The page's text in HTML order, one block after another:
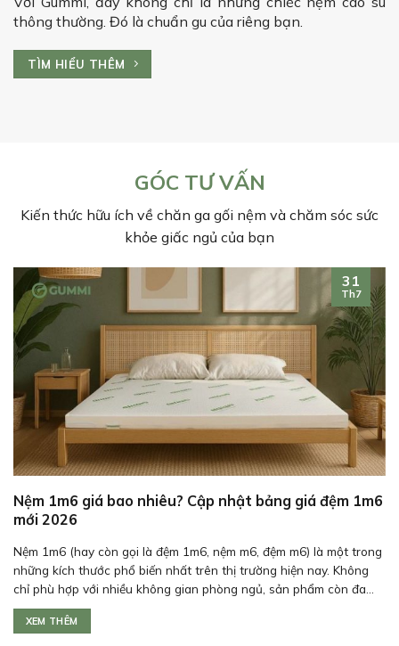
thông thường. Đó là chuẩn gu của riêng bạn.
TÌM HIỂU THÊM
GÓC TƯ VẤN
Kiến thức hữu ích về chăn ga gối nệm và chăm sóc sức
khỏe giấc ngủ của bạn
Nệm 1m6 giá bao nhiêu? Cập nhật bảng giá đệm 1m6
mới 2026
Nệm 1m6 (hay còn gọi là đệm 1m6, nệm m6, đệm m6) là một trong
những kích thước phổ biến nhất trên thị trường hiện nay. Không
chỉ phù hợp với nhiều không gian phòng ngủ, sản phẩm còn đa...
XEM THÊM
31
Th7